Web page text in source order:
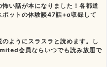
怖い話が本になりました！各都道
ポットの体験談47話+α収録して
ようにスラスラと読めます。し
会員ならいつでも読み放題で